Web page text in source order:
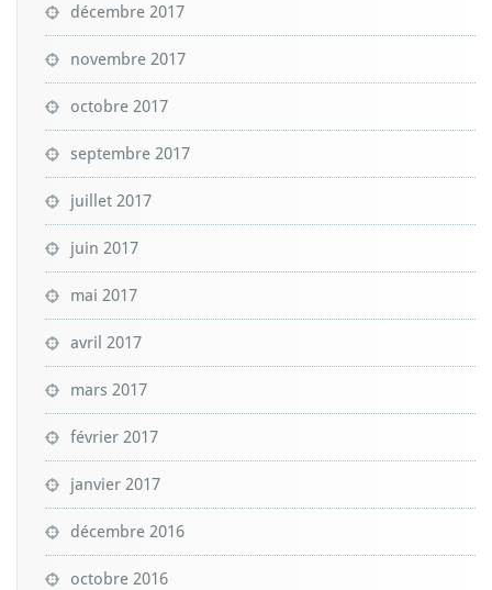
décembre 2017
novembre 2017
octobre 2017
septembre 2017
juillet 2017
juin 2017
mai 2017
avril 2017
mars 2017
février 2017
janvier 2017
décembre 2016
octobre 2016